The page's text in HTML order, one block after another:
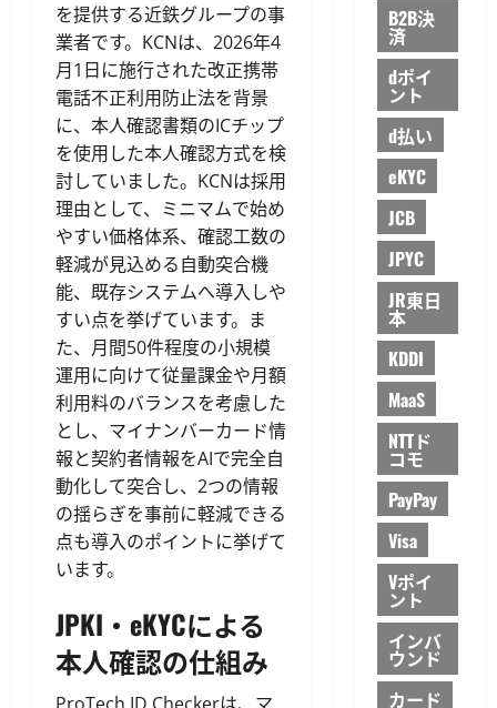
を提供する近鉄グループの事
業者です。KCNは、2026年4
月1日に施行された改正携帯
電話不正利用防止法を背景
に、本人確認書類のICチップ
を使用した本人確認方式を検
討していました。KCNは採用
理由として、ミニマムで始め
やすい価格体系、確認工数の
軽減が見込める自動突合機
能、既存システムへ導入しや
すい点を挙げています。ま
た、月間50件程度の小規模
運用に向けて従量課金や月額
利用料のバランスを考慮した
とし、マイナンバーカード情
報と契約者情報をAIで完全自
動化して突合し、2つの情報
の揺らぎを事前に軽減できる
点も導入のポイントに挙げて
います。
JPKI・eKYCによる
本人確認の仕組み
B2B決
済
dポイ
ント
d払い
eKYC
JCB
JPYC
JR東日
本
KDDI
MaaS
NTTド
コモ
PayPay
Visa
Vポイ
ント
インバ
ウンド
カード